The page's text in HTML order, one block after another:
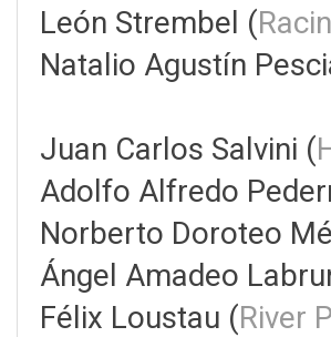
León Strembel (
Natalio Agustín
Juan Carlos Salvini (
Adolfo Alfredo
Norberto Doroteo
Ángel Amadeo
Félix Loustau (River